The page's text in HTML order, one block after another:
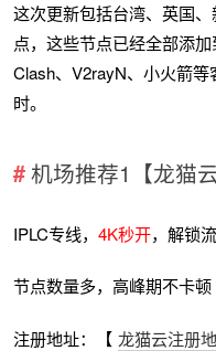
这次更新包括台湾、英国
点，这些节点已经全部添加
Clash、V2rayN、小火箭
时。
机场推荐1【龙猫云
IPLC专线，4K秒开，解锁
节点数量多，高峰期不卡顿
注册地址：【 龙猫云注册